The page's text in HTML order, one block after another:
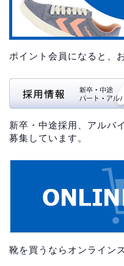
ポイント会員になると、
新卒・中途採用、アルバ
募集しています。
靴を買うならオンライン